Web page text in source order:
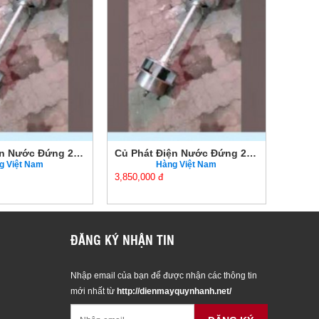
Củ Phát Điện Nước Đứng 2KW Chính Hãng Giá Tốt
Việt Nam
Củ Phát Điện Nước Đứng 2KW Chính Hãng Giá Tốt
Hàng Việt Nam
3,850,000 đ
ĐĂNG KÝ NHẬN TIN
Nhập email của bạn để được nhận các thông tin
mới nhất từ http://dienmayquynhanh.net/